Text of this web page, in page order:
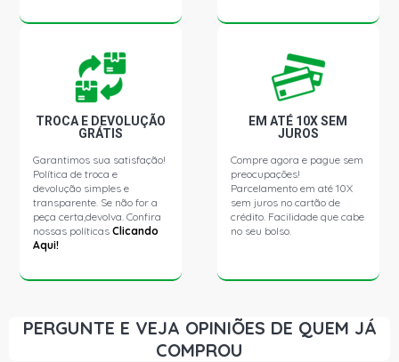
ASTRA SUNNY HATCH 2.0 8V MPFI GASOLINA (1999 -
2004)
ASTRA ADVANTAGE HATCH 2.0 8V FLEXPOWER FLEX
(2005 - 2012)
ASTRA COMFORT HATCH 2.0 8V FLEXPOWER FLEX
ASTRA ELEGANCE HATCH 2.0 8V FLEXPOWER FLEX
(2004 - 2009)
ASTRA SPORT HATCH 2.0 8V FLEXPOWER FLEX (2006 -
2008)
TROCA E DEVOLUÇÃO
GRÁTIS
Garantimos sua satisfação!
Política de troca e
devolução simples e
transparente. Se não for a
peça certa,devolva. Confira
nossas políticasClicando
Aqui!
EM ATÉ 10X SEM
JUROS
Compre agora e pague sem
preocupações!
Parcelamento em até 10X
sem juros no cartão de
crédito. Facilidade que cabe
no seu bolso.
PERGUNTE E VEJA OPINIÕES DE QUEM JÁ
COMPROU